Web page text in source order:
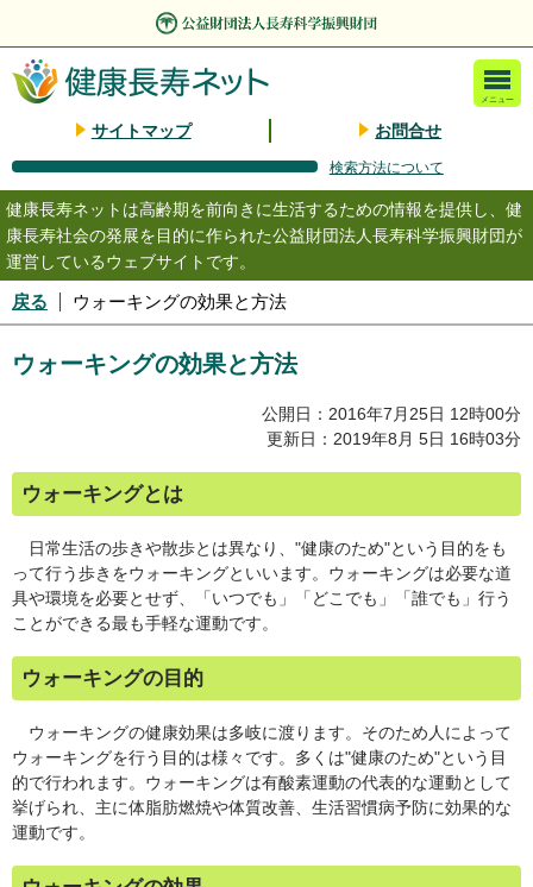
サイトマップ お問合せ
メニュー
検索方法について
健康長寿ネットは高齢期を前向きに生活するための情報を提供し、健
康長寿社会の発展を目的に作られた公益財団法人長寿科学振興財団が
運営しているウェブサイトです。
戻る ウォーキングの効果と方法
ウォーキングの効果と方法
公開日：2016年7月25日 12時00分
更新日：2019年8月 5日 16時03分
ウォーキングとは
日常生活の歩きや散歩とは異なり、"健康のため"という目的をも
って行う歩きをウォーキングといいます。ウォーキングは必要な道
具や環境を必要とせず、「いつでも」「どこでも」「誰でも」行う
ことができる最も手軽な運動です。
ウォーキングの目的
ウォーキングの健康効果は多岐に渡ります。そのため人によって
ウォーキングを行う目的は様々です。多くは"健康のため"という目
的で行われます。ウォーキングは有酸素運動の代表的な運動として
挙げられ、主に体脂肪燃焼や体質改善、生活習慣病予防に効果的な
運動です。